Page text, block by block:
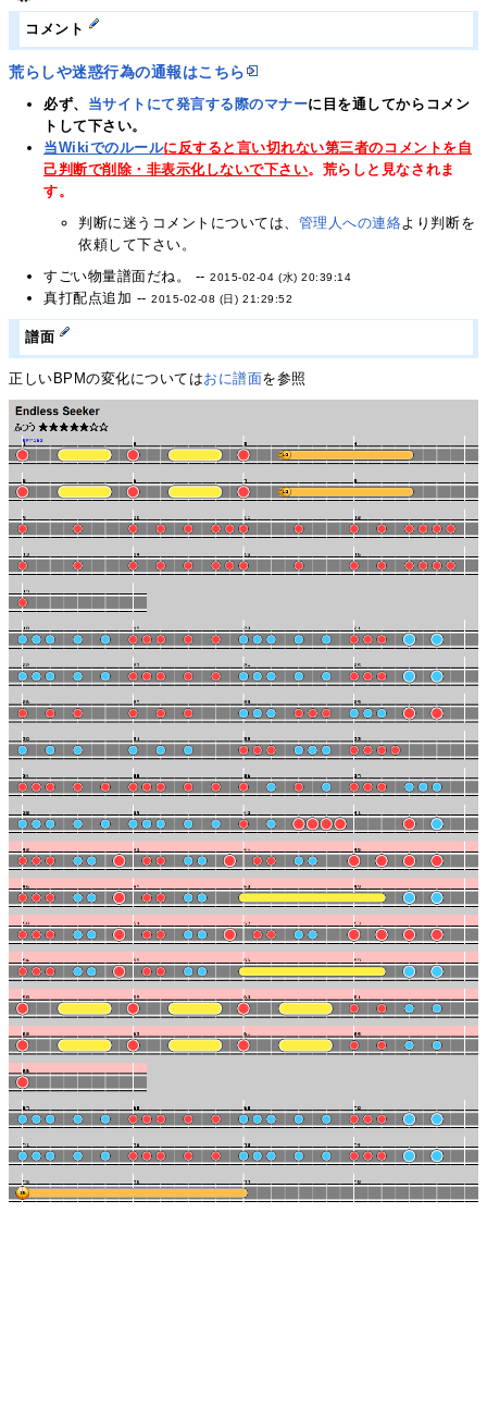
コメント
荒らしや迷惑行為の通報はこちら
必ず、 当サイトにて発言する際のマナーに目を通してからコメン
トして下さい。
当Wikiでのルールに反すると言い切れない第三者のコメントを自
己判断で削除・非表示化しないで下さい。荒らしと見なされま
す。
判断に迷うコメントについては、 管理人への連絡より判断を
依頼して下さい。
すごい物量譜面だね。 --2015-02-04 (水) 20:39:14
真打配点追加 --2015-02-08 (日) 21:29:52
譜面
正しいBPMの変化についてはおに譜面を参照